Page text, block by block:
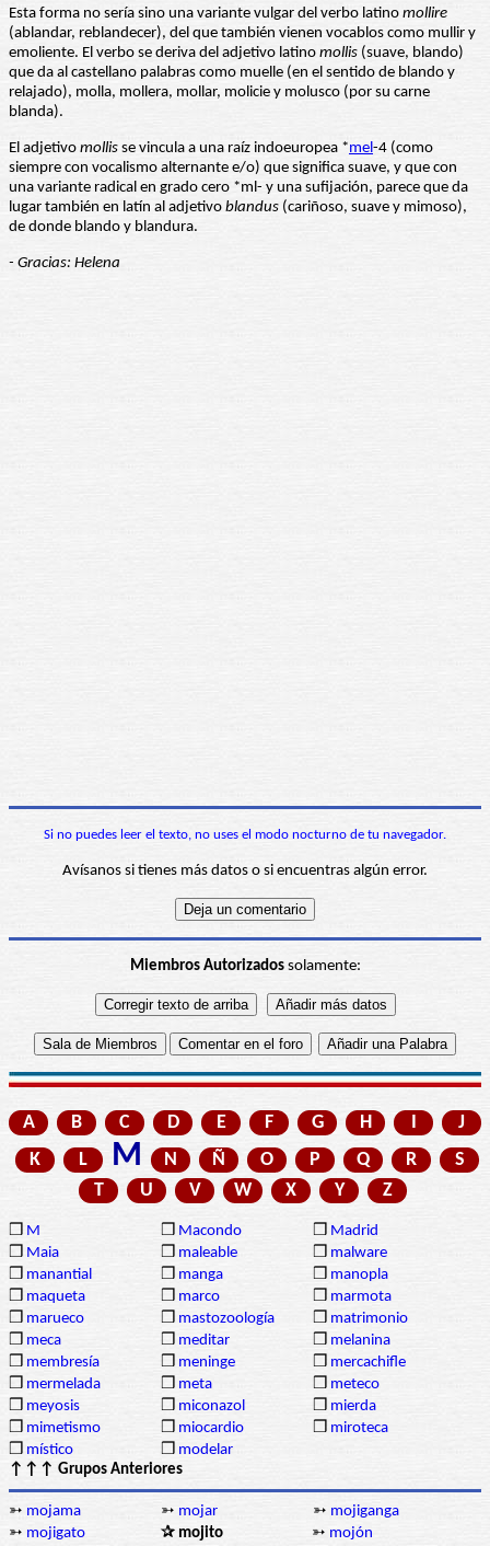
Esta forma no sería sino una variante vulgar del verbo latino mollire
(ablandar, reblandecer), del que también vienen vocablos como mullir y
emoliente. El verbo se deriva del adjetivo latino mollis (suave, blando)
que da al castellano palabras como muelle (en el sentido de blando y
relajado), molla, mollera, mollar, molicie y molusco (por su carne
blanda).
El adjetivo mollis se vincula a una raíz indoeuropea *mel-4 (como
siempre con vocalismo alternante e/o) que significa suave, y que con
una variante radical en grado cero *ml- y una sufijación, parece que da
lugar también en latín al adjetivo blandus (cariñoso, suave y mimoso),
de donde blando y blandura.
- Gracias: Helena
Si no puedes leer el texto, no uses el modo nocturno de tu navegador.
Avísanos si tienes más datos o si encuentras algún error.
Miembros Autorizadossolamente:
A B C D E F G H I
J
K
L M N Ñ O P Q R
S
T
U V W X Y Z
❒ M ❒ Macondo ❒ Madrid
❒ Maia ❒ maleable ❒ malware
❒ manantial ❒ manga ❒ manopla
❒ maqueta ❒ marco ❒ marmota
❒ marueco ❒ mastozoología ❒ matrimonio
❒ meca ❒ meditar ❒ melanina
❒ membresía ❒ meninge ❒ mercachifle
❒ mermelada ❒ meta ❒ meteco
❒ meyosis ❒ miconazol ❒ mierda
❒ mimetismo ❒ miocardio ❒ miroteca
❒ místico ❒ modelar
↑↑↑ Grupos Anteriores
➳ mojama ➳ mojar ➳ mojiganga
➳ mojigato ✰ mojito ➳ mojón